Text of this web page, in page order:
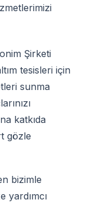
Şirketi
tesisleri için
sunma
katkıda
gözle
bizimle
yardımcı